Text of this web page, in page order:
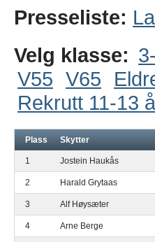
Presseliste:
Velg klasse:
V55 V65
Rekrutt 11-13
Plass Skytter
1 Jostein Haukås
2 Harald Grytaas
3 Alf Høysæter
4 Arne Berge